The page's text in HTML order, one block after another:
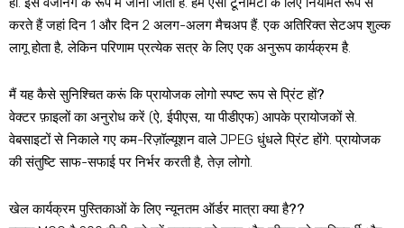
करते हैं जहां दिन 1 और दिन 2 अलग-अलग मैचअप हैं. एक अतिरिक्त सेटअप शुल्क
लागू होता है, लेकिन परिणाम प्रत्येक सत्र के लिए एक अनुरूप कार्यक्रम है.
मैं यह कैसे सुनिश्चित करूं कि प्रायोजक लोगो स्पष्ट रूप से प्रिंट हों?
वेक्टर फ़ाइलों का अनुरोध करें (ऐ, ईपीएस, या पीडीएफ) आपके प्रायोजकों से.
वेबसाइटों से निकाले गए कम-रिज़ॉल्यूशन वाले JPEG धुंधले प्रिंट होंगे. प्रायोजक
की संतुष्टि साफ-सफाई पर निर्भर करती है, तेज़ लोगो.
खेल कार्यक्रम पुस्तिकाओं के लिए न्यूनतम ऑर्डर मात्रा क्या है??